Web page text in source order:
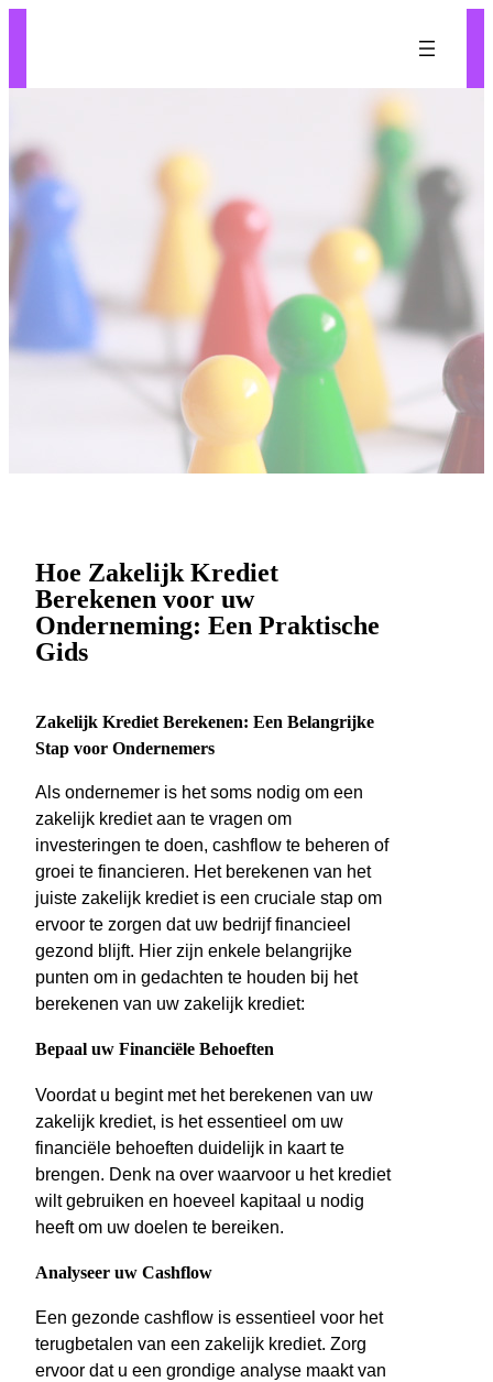
Hoe Zakelijk Krediet
Berekenen voor uw
Onderneming: Een Praktische
Gids
Zakelijk Krediet Berekenen: Een Belangrijke
Stap voor Ondernemers
Als ondernemer is het soms nodig om een
zakelijk krediet aan te vragen om
investeringen te doen, cashflow te beheren of
groei te financieren. Het berekenen van het
juiste zakelijk krediet is een cruciale stap om
ervoor te zorgen dat uw bedrijf financieel
gezond blijft. Hier zijn enkele belangrijke
punten om in gedachten te houden bij het
berekenen van uw zakelijk krediet:
Bepaal uw Financiële Behoeften
Voordat u begint met het berekenen van uw
zakelijk krediet, is het essentieel om uw
financiële behoeften duidelijk in kaart te
brengen. Denk na over waarvoor u het krediet
wilt gebruiken en hoeveel kapitaal u nodig
heeft om uw doelen te bereiken.
Analyseer uw Cashflow
Een gezonde cashflow is essentieel voor het
terugbetalen van een zakelijk krediet. Zorg
ervoor dat u een grondige analyse maakt van